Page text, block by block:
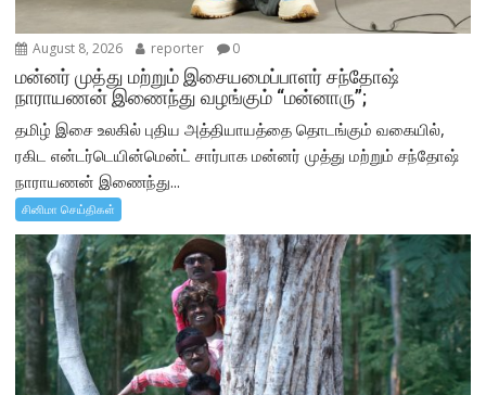
August 8, 2026 reporter 0
மன்னர் முத்து மற்றும் இசையமைப்பாளர் சந்தோஷ்
நாராயணன் இணைந்து வழங்கும் “மன்னாரு”;
தமிழ் இசை உலகில் புதிய அத்தியாயத்தை தொடங்கும் வகையில்,
ரகிட என்டர்டெயின்மென்ட் சார்பாக மன்னர் முத்து மற்றும் சந்தோஷ்
நாராயணன் இணைந்து...
சினிமா செய்திகள்